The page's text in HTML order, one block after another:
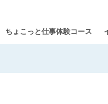
ちょこっと仕事体験コース